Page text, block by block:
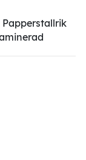
Papperstallrik